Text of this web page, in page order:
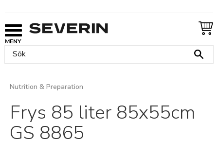
Nutrition & Preparation
Frys 85 liter 85x55cm
GS 8865